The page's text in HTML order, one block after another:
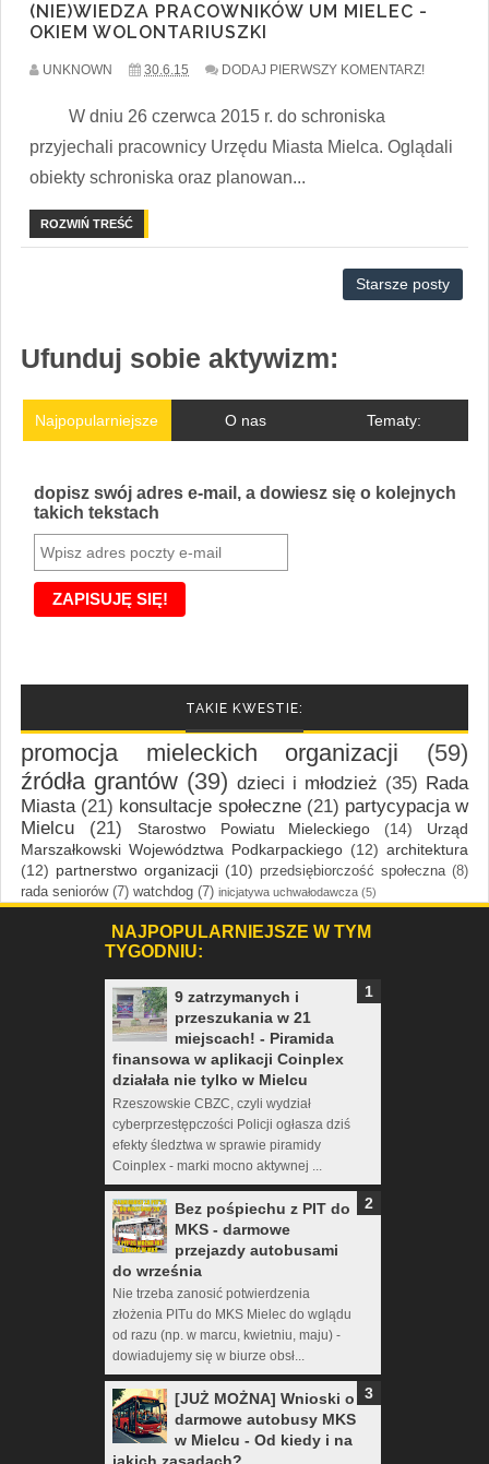
(NIE)WIEDZA PRACOWNIKÓW UM MIELEC -
OKIEM WOLONTARIUSZKI
UNKNOWN 30.6.15 DODAJ PIERWSZY KOMENTARZ!
W dniu 26 czerwca 2015 r. do schroniska
przyjechali pracownicy Urzędu Miasta Mielca. Oglądali
obiekty schroniska oraz planowan...
ROZWIŃ TREŚĆ
Starsze posty
Ufunduj sobie aktywizm:
Najpopularniejsze O nas Tematy:
dopisz swój adres e-mail, a dowiesz się o kolejnych
takich tekstach
TAKIE KWESTIE:
promocja mieleckich organizacji
(59)
źródła grantów (39) dzieci i młodzież (35) Rada
Miasta (21) konsultacje społeczne (21) partycypacja w
Mielcu
(21) Starostwo Powiatu Mieleckiego (14)
Urząd
Marszałkowski Województwa Podkarpackiego (12) architektura
(12) partnerstwo organizacji (10) przedsiębiorczość społeczna (8)
rada seniorów (7) watchdog (7) inicjatywa uchwałodawcza (5)
NAJPOPULARNIEJSZE W TYM
TYGODNIU:
9 zatrzymanych i
przeszukania w 21
miejscach! - Piramida
finansowa w aplikacji Coinplex
działała nie tylko w Mielcu
Rzeszowskie CBZC, czyli wydział
cyberprzestępczości Policji ogłasza dziś
efekty śledztwa w sprawie piramidy
Coinplex - marki mocno aktywnej ...
Bez pośpiechu z PIT do
MKS - darmowe
przejazdy autobusami
do września
Nie trzeba zanosić potwierdzenia
złożenia PITu do MKS Mielec do wglądu
od razu (np. w marcu, kwietniu, maju) -
dowiadujemy się w biurze obsł...
[JUŻ MOŻNA] Wnioski o
darmowe autobusy MKS
w Mielcu - Od kiedy i na